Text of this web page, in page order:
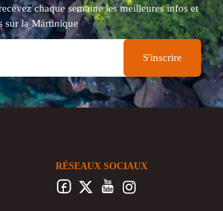
chaque semaine les meilleures infos et
sur la Martinique
RÉSEAUX SOCIAUX